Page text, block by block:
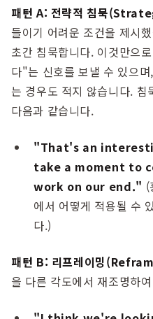
패턴 A: 전략적 침묵
들이기 어려운 조건을 제시
초간 침묵합니다. 이것만으
다"는 신호를 보낼 수 있으
는 경우도 적지 않습니다. 침
다음과 같습니다.
"That's an
take a moment to
work on our end."
에서 어떻게 적용될 수
다.)
패턴 B: 리프레이밍
을 다른 각도에서 재조명하